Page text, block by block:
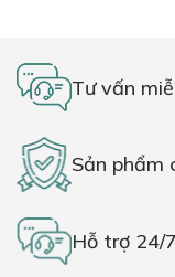
Tư vấn
Sản phẩm
Hỗ trợ 24/7